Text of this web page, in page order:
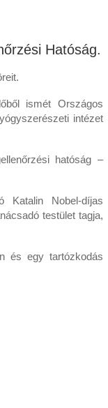
Hatóság.
ismét Országos
intézet
hatóság –
Katalin Nobel-díjas
testület tagja,
és egy tartózkodás